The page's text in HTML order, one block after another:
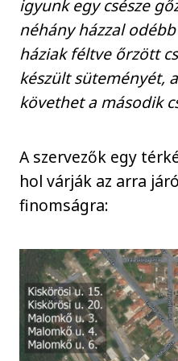
igyunk egy csésze
néhány házzal
háziak féltve őrzött
készült süteményét,
követhet a második
A szervezők egy
hol várják az arra
finomságra: